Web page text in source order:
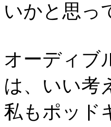
いかと思っ
オーディブ
は、いい考
私もポッド